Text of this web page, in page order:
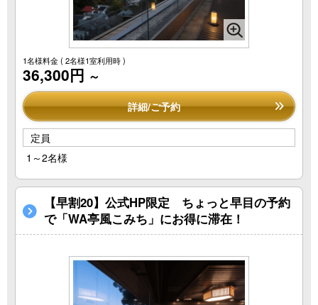
1名様料金( 2名様1室利用時 )
36,300円 ～
詳細/ご予約
定員
1～2名様
【早割20】公式HP限定 ちょっと早目の予約
で「WA亭風こみち」にお得に滞在！